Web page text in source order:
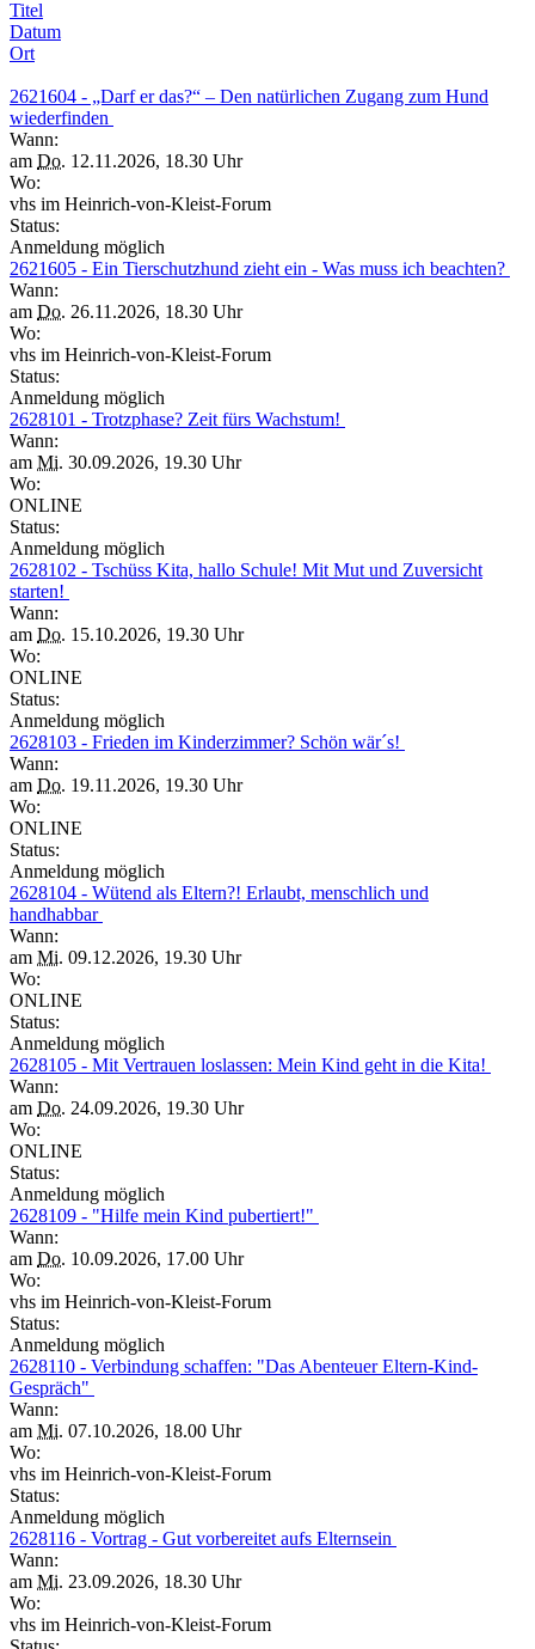
Titel
Datum
Ort
2621604 - „Darf er das?“ – Den natürlichen Zugang zum Hund
wiederfinden
Wann:
am Do. 12.11.2026, 18.30 Uhr
Wo:
vhs im Heinrich-von-Kleist-Forum
Status:
Anmeldung möglich
2621605 - Ein Tierschutzhund zieht ein - Was muss ich beachten?
Wann:
am Do. 26.11.2026, 18.30 Uhr
Wo:
vhs im Heinrich-von-Kleist-Forum
Status:
Anmeldung möglich
2628101 - Trotzphase? Zeit fürs Wachstum!
Wann:
am Mi. 30.09.2026, 19.30 Uhr
Wo:
ONLINE
Status:
Anmeldung möglich
2628102 - Tschüss Kita, hallo Schule! Mit Mut und Zuversicht
starten!
Wann:
am Do. 15.10.2026, 19.30 Uhr
Wo:
ONLINE
Status:
Anmeldung möglich
2628103 - Frieden im Kinderzimmer? Schön wär´s!
Wann:
am Do. 19.11.2026, 19.30 Uhr
Wo:
ONLINE
Status:
Anmeldung möglich
2628104 - Wütend als Eltern?! Erlaubt, menschlich und
handhabbar
Wann:
am Mi. 09.12.2026, 19.30 Uhr
Wo:
ONLINE
Status:
Anmeldung möglich
2628105 - Mit Vertrauen loslassen: Mein Kind geht in die Kita!
Wann:
am Do. 24.09.2026, 19.30 Uhr
Wo:
ONLINE
Status:
Anmeldung möglich
2628109 - "Hilfe mein Kind pubertiert!"
Wann:
am Do. 10.09.2026, 17.00 Uhr
Wo:
vhs im Heinrich-von-Kleist-Forum
Status:
Anmeldung möglich
2628110 - Verbindung schaffen: "Das Abenteuer Eltern-Kind-
Gespräch"
Wann:
am Mi. 07.10.2026, 18.00 Uhr
Wo:
vhs im Heinrich-von-Kleist-Forum
Status:
Anmeldung möglich
2628116 - Vortrag - Gut vorbereitet aufs Elternsein
Wann:
am Mi. 23.09.2026, 18.30 Uhr
Wo:
vhs im Heinrich-von-Kleist-Forum